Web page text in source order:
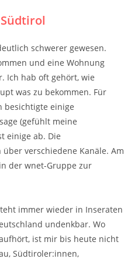
schwerer gewesen.
und eine Wohnung
Ich hab oft gehört, wie
was zu bekommen. Für
besichtigte einige
(gefühlt meine
einige ab. Die
verschiedene Kanäle. Am
der wnet-Gruppe zur
immer wieder in Inseraten
undenkbar. Wo
ist mir bis heute nicht
Südtiroler:innen,